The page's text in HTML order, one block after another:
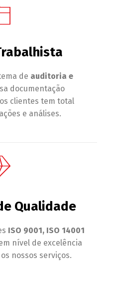
de auditoria e
documentação
clientes tem total
e análises.
Qualidade
ISO 9001, ISO 14001
nível de excelência
nossos serviços.